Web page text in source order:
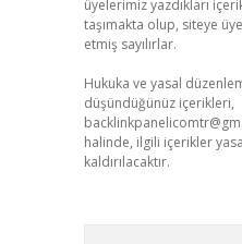
üyelerimiz yazdıkları
taşımakta olup, siteye
etmiş sayılırlar.
Hukuka ve yasal
düşündüğünüz içerikleri,
halinde, ilgili içerikler
kaldırılacaktır.